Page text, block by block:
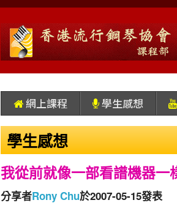
網上課程 學生感想
學生感想
我從前就像一部看譜機器一
分享者Rony Chu於2007-05-15發表